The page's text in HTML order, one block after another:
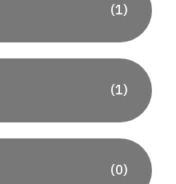
(1)
(1)
(0)